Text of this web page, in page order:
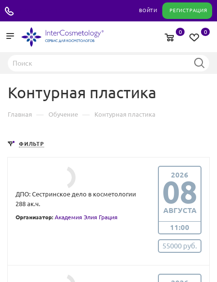
ВОЙТИ РЕГИСТРАЦИЯ
0
0
Контурная пластика
Главная — Обучение — Контурная пластика
ФИЛЬТР
ДПО: Сестринское дело в косметологии
288 ак.ч.
Организатор: Академия Элия Грация
2026
08
АВГУСТА
11:00
55000 руб.